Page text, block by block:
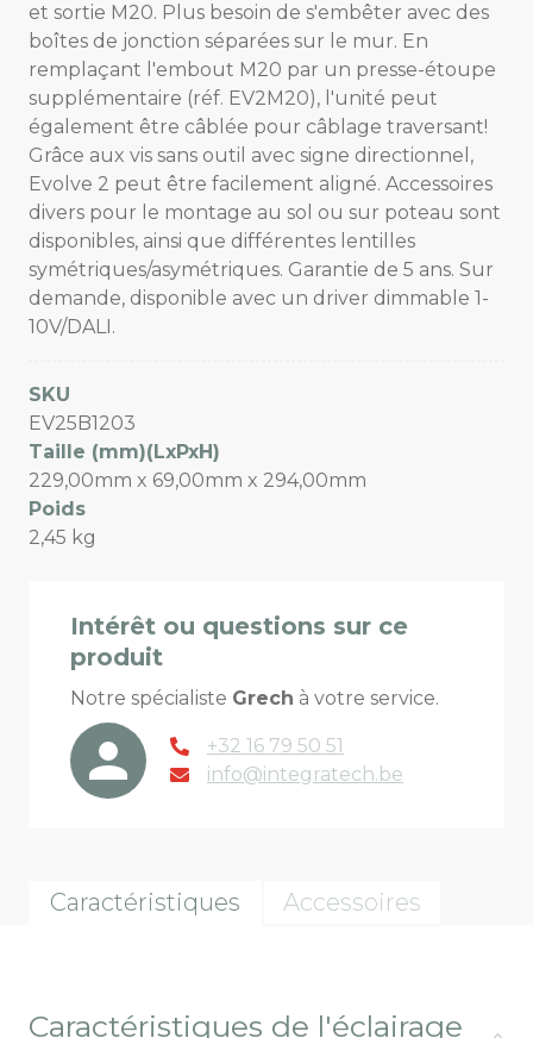
et sortie M20. Plus besoin de s'embêter avec des
boîtes de jonction séparées sur le mur. En
remplaçant l'embout M20 par un presse-étoupe
supplémentaire (réf. EV2M20), l'unité peut
également être câblée pour câblage traversant!
Grâce aux vis sans outil avec signe directionnel,
Evolve 2 peut être facilement aligné. Accessoires
divers pour le montage au sol ou sur poteau sont
disponibles, ainsi que différentes lentilles
symétriques/asymétriques. Garantie de 5 ans. Sur
demande, disponible avec un driver dimmable 1-
10V/DALI.
SKU
EV25B1203
Taille (mm)(LxPxH)
229,00mm x 69,00mm x 294,00mm
Poids
2,45 kg
Intérêt ou questions sur ce
produit
Notre spécialiste Grech à votre service.
+32 16 79 50 51
info@integratech.be
Caractéristiques Accessoires
Caractéristiques de l'éclairage